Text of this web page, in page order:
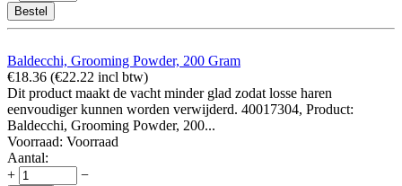
Bestel
Baldecchi, Grooming Powder, 200 Gram
€18.36 (€22.22 incl btw)
Dit product maakt de vacht minder glad zodat losse haren
eenvoudiger kunnen worden verwijderd. 40017304, Product:
Baldecchi, Grooming Powder, 200...
Voorraad: Voorraad
Aantal:
+
−